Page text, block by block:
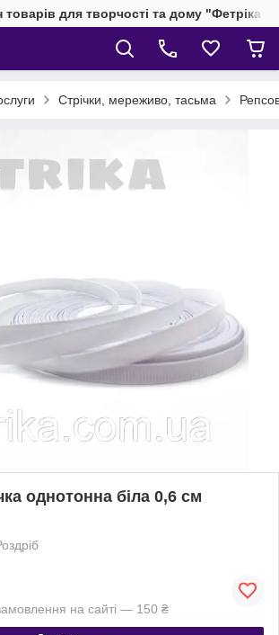
товарів для творчості та дому "Фетріка"
Стрічки, мереживо, тасьма
однотонна біла 0,6 см
на сайті — 150 ₴